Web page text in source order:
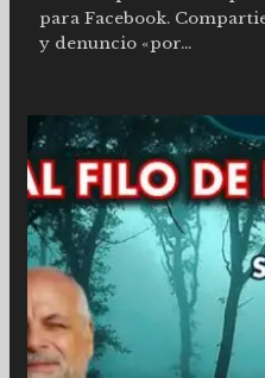
para Facebook.
y denuncio «por...